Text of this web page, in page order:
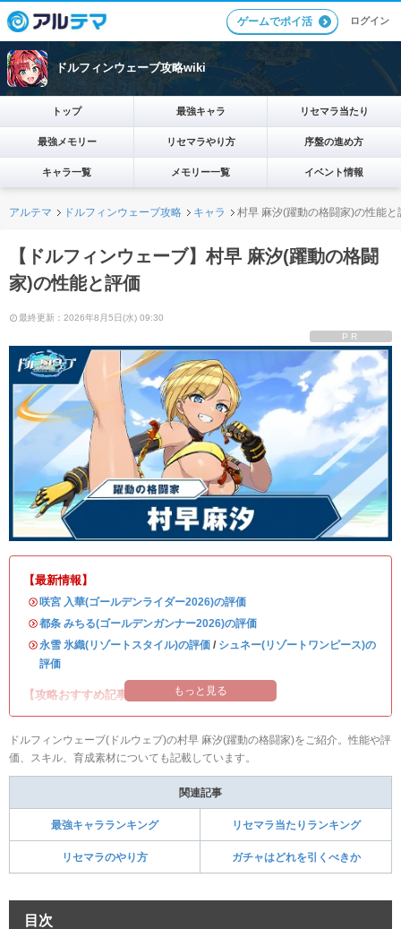
ゲームでポイ活 ログイン
ドルフィンウェーブ攻略wiki
トップ 最強キャラ リセマラ当たり
最強メモリー リセマラやり方 序盤の進め方
キャラ一覧 メモリー一覧 イベント情報
アルテマ ドルフィンウェーブ攻略 キャラ 村早 麻汐(躍動の格闘家)の性能と
【ドルフィンウェーブ】村早 麻汐(躍動の格闘
家)の性能と評価
最終更新：2026年8月5日(水) 09:30
PR
【最新情報】
・咲宮 入華(ゴールデンライダー2026)の評価
・都条 みちる(ゴールデンガンナー2026)の評価
・永雪 氷織(リゾートスタイル)の評価 / シュネー(リゾートワンピース)の
評価
【攻略おすすめ記事】 もっと見る
ドルフィンウェーブ(ドルウェブ)の村早 麻汐(躍動の格闘家)をご紹介。性能や評
価、スキル、育成素材についても記載しています。
関連記事
最強キャラランキング リセマラ当たりランキング
リセマラのやり方 ガチャはどれを引くべきか
目次